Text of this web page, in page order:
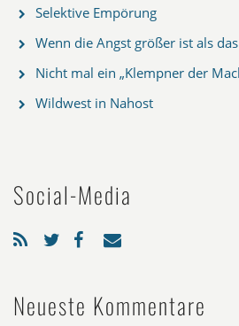
Selektive Empörung
Wenn die Angst größer ist als
Nicht mal ein „Klempner der
Wildwest in Nahost
Social-Media
Neueste Kommentare